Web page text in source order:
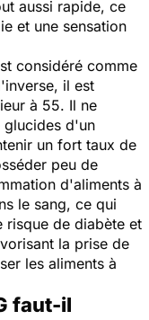
aussi rapide, ce
et une sensation
considéré comme
il est
à 55. Il ne
glucides d'un
un fort taux de
peu de
d'aliments à
le sang, ce qui
risque de diabète et
la prise de
les aliments à
faut-il